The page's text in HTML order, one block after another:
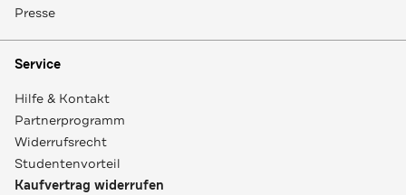
Presse
Service
Hilfe & Kontakt
Partnerprogramm
Widerrufsrecht
Studentenvorteil
Kaufvertrag widerrufen